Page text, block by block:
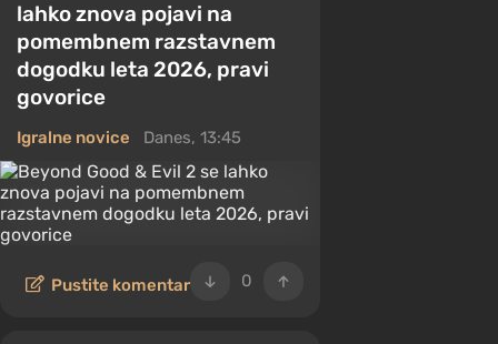
lahko znova pojavi na
pomembnem razstavnem
dogodku leta 2026, pravi
govorice
Igralne novice Danes, 13:45
0
Pustite komentar